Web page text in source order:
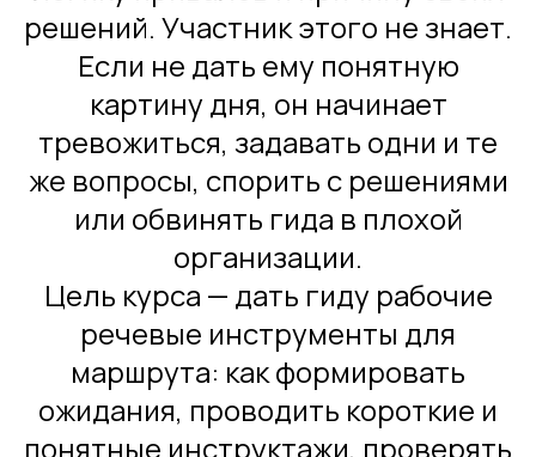
решений. Участник этого не знает.
Если не дать ему понятную
картину дня, он начинает
тревожиться, задавать одни и те
же вопросы, спорить с решениями
или обвинять гида в плохой
организации.
Цель курса — дать гиду рабочие
речевые инструменты для
маршрута: как формировать
ожидания, проводить короткие и
понятные инструктажи, проверять